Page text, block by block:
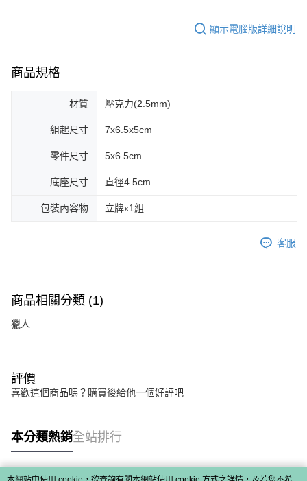
顯示電腦版詳細說明
商品規格
材質 壓克力(2.5mm)
組起尺寸 7x6.5x5cm
零件尺寸 5x6.5cm
底座尺寸 直徑4.5cm
包裝內容物 立牌x1組
客服
商品相關分類 (1)
獵人
評價
喜歡這個商品嗎？購買後給他一個好評吧
本分類熱銷全站排行